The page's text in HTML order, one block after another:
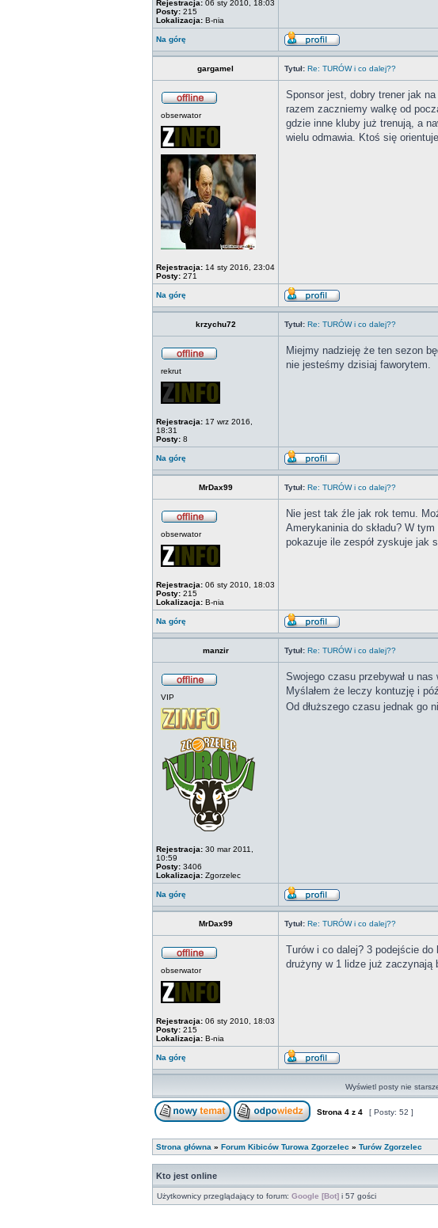
Rejestracja: 06 sty 2010, 18:03
Posty: 215
Lokalizacja: B-nia
Na górę
gargamel Tytuł: Re: TURÓW i co dalej??
obserwator
Rejestracja: 14 sty 2016, 23:04
Posty: 271
Sponsor jest, dobry trener jak
razem zaczniemy walkę od
gdzie inne kluby już trenują, a
wielu odmawia. Ktoś się
Na górę
krzychu72 Tytuł: Re: TURÓW i co dalej??
rekrut
Rejestracja: 17 wrz 2016,
18:31
Posty: 8
Miejmy nadzieję że ten sezon
nie jesteśmy dzisiaj faworytem.
Na górę
MrDax99 Tytuł: Re: TURÓW i co dalej??
obserwator
Rejestracja: 06 sty 2010, 18:03
Posty: 215
Lokalizacja: B-nia
Nie jest tak źle jak rok temu.
Amerykaninia do składu? W
pokazuje ile zespół zyskuje jak
Na górę
manzir Tytuł: Re: TURÓW i co dalej??
VIP
Rejestracja: 30 mar 2011,
10:59
Posty: 3406
Lokalizacja: Zgorzelec
Swojego czasu przebywał u
Myślałem że leczy kontuzję i
Od dłuższego czasu jednak go
Na górę
MrDax99 Tytuł: Re: TURÓW i co dalej??
obserwator
Rejestracja: 06 sty 2010, 18:03
Posty: 215
Lokalizacja: B-nia
Turów i co dalej? 3 podejście
drużyny w 1 lidze już zaczynają
Na górę
Wyświetl posty nie
Strona 4 z 4 [ Posty: 52 ]
Strona główna » Forum Kibiców Turowa Zgorzelec » Turów Zgorzelec
Kto jest online
Użytkownicy przeglądający to forum: Google [Bot] i 57 gości